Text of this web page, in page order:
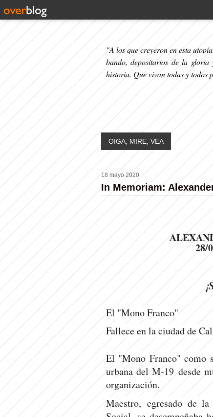
"A los que creyeron en esta
bando, depositarios de la
historia. Que vivan todas y todos
OIGA, MIRE, VEA
18 mayo 2020
In Memoriam:
28/
El "Mono Franco"
Fallece en la ciudad de
El "Mono Franco" como
urbana del M-19 desde
organización.
Maestro, egresado de